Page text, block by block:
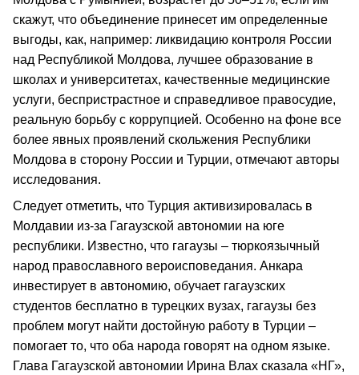
скажут, что объединение принесет им определенные
выгоды, как, например: ликвидацию контроля России
над Республикой Молдова, лучшее образование в
школах и университетах, качественные медицинские
услуги, беспристрастное и справедливое правосудие,
реальную борьбу с коррупцией. Особенно на фоне все
более явных проявлений скольжения Республики
Молдова в сторону России и Турции, отмечают авторы
исследования.
Следует отметить, что Турция активизировалась в
Молдавии из-за Гагаузской автономии на юге
республики. Известно, что гагаузы – тюркоязычный
народ православного вероисповедания. Анкара
инвестирует в автономию, обучает гагаузских
студентов бесплатно в турецких вузах, гагаузы без
проблем могут найти достойную работу в Турции –
помогает то, что оба народа говорят на одном языке.
Глава Гагаузской автономии Ирина Влах сказала «НГ»,